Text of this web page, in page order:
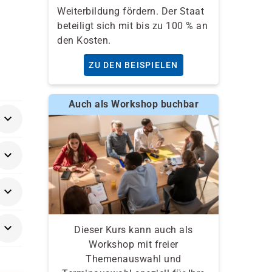
Weiterbildung fördern. Der Staat
beteiligt sich mit bis zu 100 % an
den Kosten.
ZU DEN BEISPIELEN
Auch als Workshop buchbar
Dieser Kurs kann auch als
Workshop mit freier
Themenauswahl und